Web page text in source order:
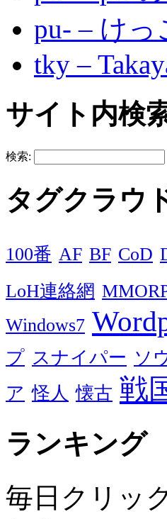
pu- – け
tky –
サイト内検
検索:
タグクラウ
100番 AF BF CoD
LoH連絡網
Windows7
プ スナイパー ソ
ア 怪人 懐古 戦
ランキング
毎日クリッ